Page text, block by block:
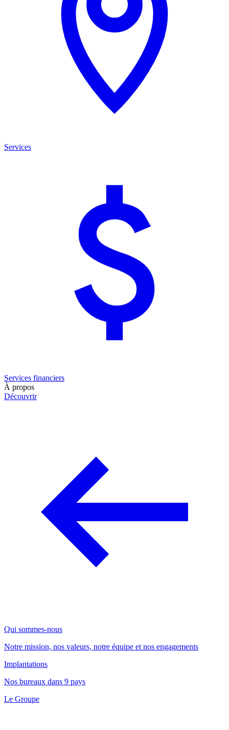
Services
Services financiers
À propos
Découvrir
Qui sommes-nous
Notre mission, nos valeurs, notre équipe et nos engagements
Implantations
Nos bureaux dans 9 pays
Le Groupe